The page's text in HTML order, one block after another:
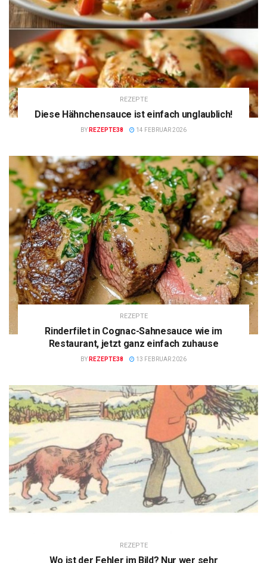
REZEPTE
Diese Hähnchensauce ist einfach unglaublich!
BY REZEPTE38 14 FEBRUAR 2026
REZEPTE
Rinderfilet in Cognac-Sahnesauce wie im
Restaurant, jetzt ganz einfach zuhause
BY REZEPTE38 13 FEBRUAR 2026
REZEPTE
Wo ist der Fehler im Bild? Nur wer sehr